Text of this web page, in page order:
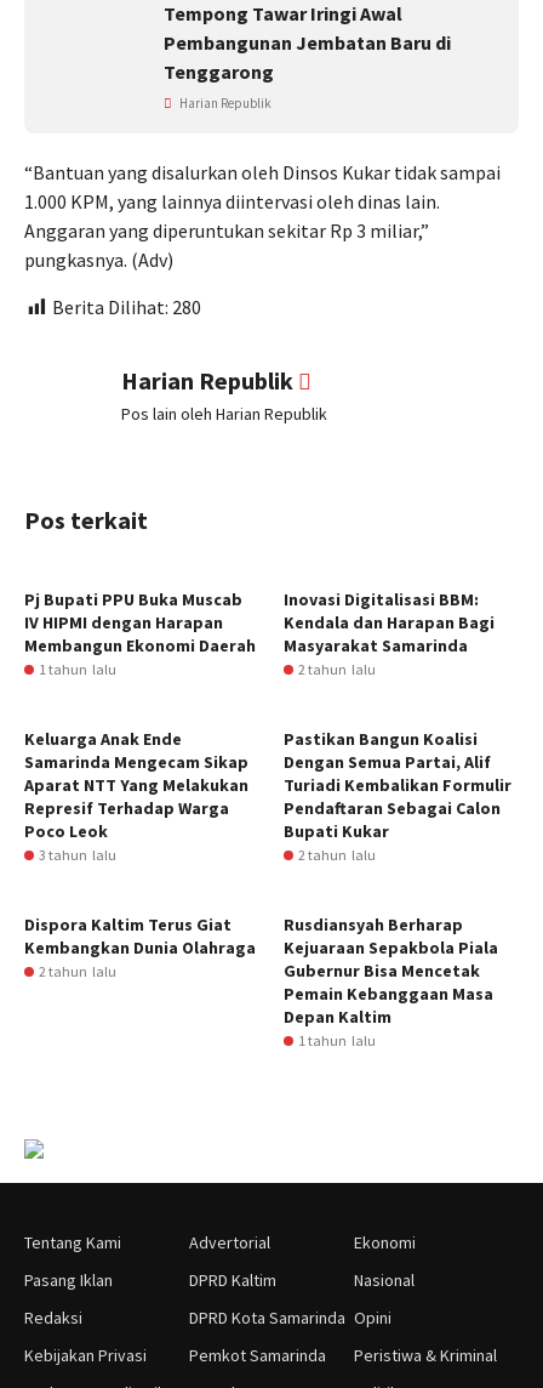
Tempong Tawar Iringi Awal
Pembangunan Jembatan Baru di
Tenggarong
Harian Republik
“Bantuan yang disalurkan oleh Dinsos Kukar tidak sampai
1.000 KPM, yang lainnya diintervasi oleh dinas lain.
Anggaran yang diperuntukan sekitar Rp 3 miliar,”
pungkasnya. (Adv)
Berita Dilihat: 280
Harian Republik
Pos lain oleh Harian Republik
Pos terkait
Pj Bupati PPU Buka Muscab
IV HIPMI dengan Harapan
Membangun Ekonomi Daerah
1 tahun lalu
Inovasi Digitalisasi BBM:
Kendala dan Harapan Bagi
Masyarakat Samarinda
2 tahun lalu
Keluarga Anak Ende
Samarinda Mengecam Sikap
Aparat NTT Yang Melakukan
Represif Terhadap Warga
Poco Leok
3 tahun lalu
Pastikan Bangun Koalisi
Dengan Semua Partai, Alif
Turiadi Kembalikan Formulir
Pendaftaran Sebagai Calon
Bupati Kukar
2 tahun lalu
Dispora Kaltim Terus Giat
Kembangkan Dunia Olahraga
2 tahun lalu
Rusdiansyah Berharap
Kejuaraan Sepakbola Piala
Gubernur Bisa Mencetak
Pemain Kebanggaan Masa
Depan Kaltim
1 tahun lalu
Tentang Kami
Pasang Iklan
Redaksi
Kebijakan Privasi
Advertorial
DPRD Kaltim
DPRD Kota Samarinda
Pemkot Samarinda
Ekonomi
Nasional
Opini
Peristiwa & Kriminal